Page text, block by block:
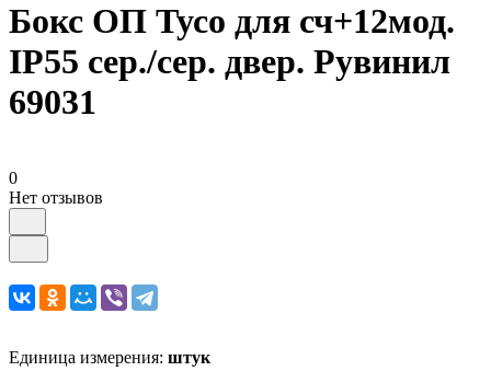
Бокс ОП Тусо для сч+12мод.
IP55 сер./сер. двер. Рувинил
69031
0
Нет отзывов
Единица измерения: штук